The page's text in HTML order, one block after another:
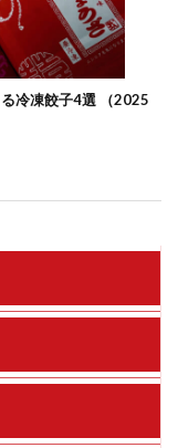
冷凍餃子4選 （2025